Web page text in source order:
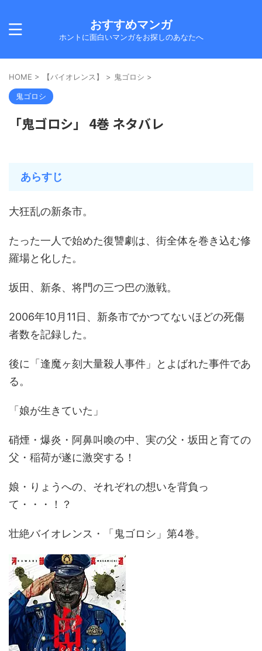
おすすめマンガ
ホントに面白いマンガをお探しのあなたへ
HOME > 【バイオレンス】 > 鬼ゴロシ >
鬼ゴロシ
「鬼ゴロシ」 4巻 ネタバレ
あらすじ
大狂乱の新条市。
たった一人で始めた復讐劇は、街全体を巻き込む修
羅場と化した。
坂田、新条、将門の三つ巴の激戦。
2006年10月11日、新条市でかつてないほどの死傷
者数を記録した。
後に「逢魔ヶ刻大量殺人事件」とよばれた事件であ
る。
「娘が生きていた」
硝煙・爆炎・阿鼻叫喚の中、実の父・坂田と育ての
父・稲荷が遂に激突する！
娘・りょうへの、それぞれの想いを背負っ
て・・・！？
壮絶バイオレンス・「鬼ゴロシ」第4巻。